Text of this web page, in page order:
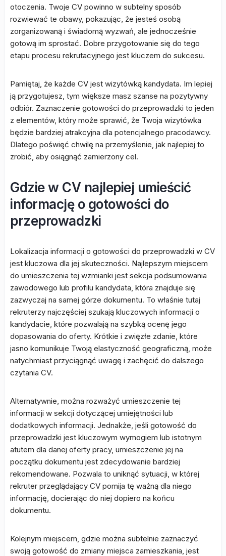
otoczenia. Twoje CV powinno w subtelny sposób
rozwiewać te obawy, pokazując, że jesteś osobą
zorganizowaną i świadomą wyzwań, ale jednocześnie
gotową im sprostać. Dobre przygotowanie się do tego
etapu procesu rekrutacyjnego jest kluczem do sukcesu.
Pamiętaj, że każde CV jest wizytówką kandydata. Im lepiej
ją przygotujesz, tym większe masz szanse na pozytywny
odbiór. Zaznaczenie gotowości do przeprowadzki to jeden
z elementów, który może sprawić, że Twoja wizytówka
będzie bardziej atrakcyjna dla potencjalnego pracodawcy.
Dlatego poświęć chwilę na przemyślenie, jak najlepiej to
zrobić, aby osiągnąć zamierzony cel.
Gdzie w CV najlepiej umieścić
informację o gotowości do
przeprowadzki
Lokalizacja informacji o gotowości do przeprowadzki w CV
jest kluczowa dla jej skuteczności. Najlepszym miejscem
do umieszczenia tej wzmianki jest sekcja podsumowania
zawodowego lub profilu kandydata, która znajduje się
zazwyczaj na samej górze dokumentu. To właśnie tutaj
rekruterzy najczęściej szukają kluczowych informacji o
kandydacie, które pozwalają na szybką ocenę jego
dopasowania do oferty. Krótkie i zwięzłe zdanie, które
jasno komunikuje Twoją elastyczność geograficzną, może
natychmiast przyciągnąć uwagę i zachęcić do dalszego
czytania CV.
Alternatywnie, można rozważyć umieszczenie tej
informacji w sekcji dotyczącej umiejętności lub
dodatkowych informacji. Jednakże, jeśli gotowość do
przeprowadzki jest kluczowym wymogiem lub istotnym
atutem dla danej oferty pracy, umieszczenie jej na
początku dokumentu jest zdecydowanie bardziej
rekomendowane. Pozwala to uniknąć sytuacji, w której
rekruter przeglądający CV pomija tę ważną dla niego
informację, docierając do niej dopiero na końcu
dokumentu.
Kolejnym miejscem, gdzie można subtelnie zaznaczyć
swoją gotowość do zmiany miejsca zamieszkania, jest